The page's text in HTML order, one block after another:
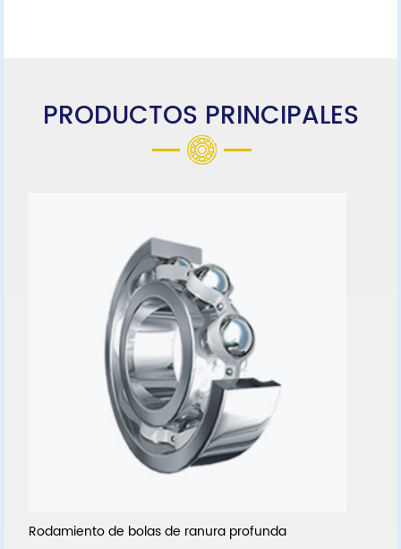
PRODUCTOS PRINCIPALES
Rodamiento de bolas de ranura profunda